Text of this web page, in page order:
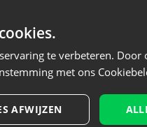
die er altijd goed uitzien.
Katoen
Wit
te verbeteren. Door
met ons
AFWIJZEN